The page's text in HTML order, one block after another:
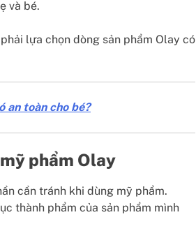
và bé.
lựa chọn dòng sản phẩm Olay có
an toàn cho bé?
phẩm Olay
cần tránh khi dùng mỹ phẩm.
thành phẩm của sản phẩm mình